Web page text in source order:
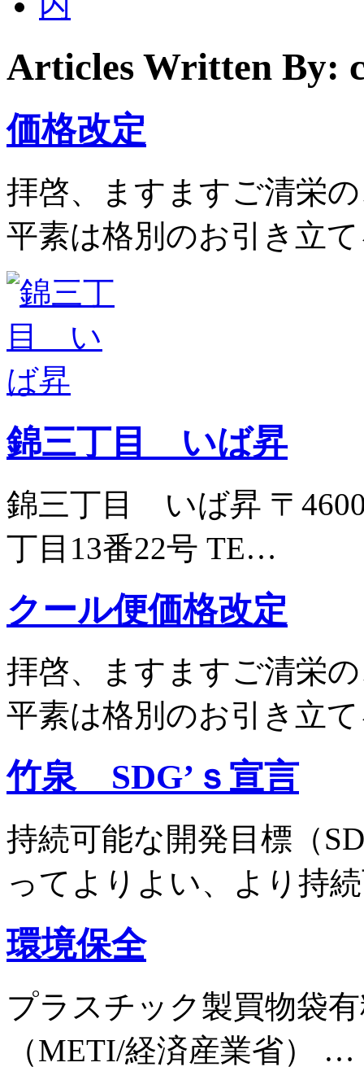
Articles Written By:
価格改定
拝啓、ますますご清栄
平素は格別のお引き立
錦三丁目 いば昇
錦三丁目 いば昇 〒
丁目13番22号 TE…
クール便価格改定
拝啓、ますますご清栄
平素は格別のお引き立
竹泉 SDG’ｓ宣言
持続可能な開発目標（
ってよりよい、より持
環境保全
プラスチック製買物袋
（METI/経済産業省） …